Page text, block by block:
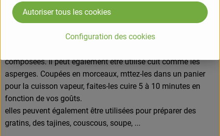
en vitamines et en nutriments, faisant de lui un allié pour
votre vitalité.
Epluchez les vivaces à l'économe et utilisez selon la recette.
composées. Il peut également être utilisé cuit comme les
asperges. Coupées en morceaux, mttez-les dans un panier
pour la cuisson vapeur, faites-les cuire 5 à 10 minutes en
fonction de vos goûts.
elles peuvent également être utilisées pour préparer des
gratins, des tajines, couscous, soupe, ...
Configuration des cookies
Autoriser tous les cookies